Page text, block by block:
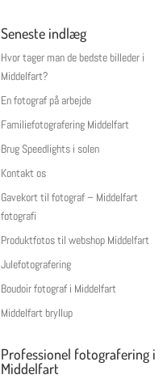
Seneste indlæg
Hvor tager man de bedste billeder i
Middelfart?
En fotograf på arbejde
Familiefotografering Middelfart
Brug Speedlights i solen
Kontakt os
Gavekort til fotograf – Middelfart
fotografi
Produktfotos til webshop Middelfart
Julefotografering
Boudoir fotograf i Middelfart
Middelfart bryllup
Professionel fotografering i
Middelfart